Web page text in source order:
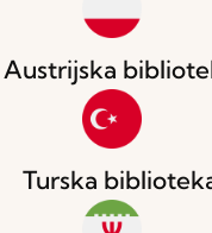
Austrijska
Turska